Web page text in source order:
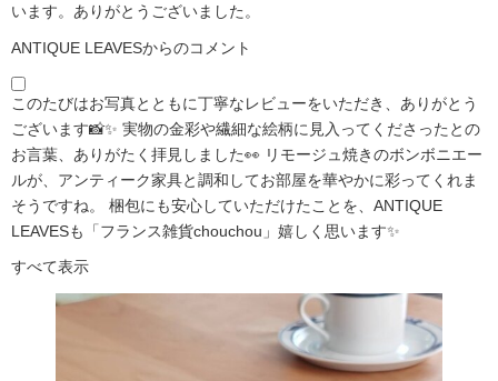
います。ありがとうございました。
ANTIQUE LEAVESからのコメント
このたびはお写真とともに丁寧なレビューをいただき、ありがとう
ございます📸✨ 実物の金彩や繊細な絵柄に見入ってくださったとの
お言葉、ありがたく拝見しました👀 リモージュ焼きのボンボニエー
ルが、アンティーク家具と調和してお部屋を華やかに彩ってくれま
そうですね。 梱包にも安心していただけたことを、ANTIQUE
LEAVESも「フランス雑貨chouchou」嬉しく思います✨
すべて表示